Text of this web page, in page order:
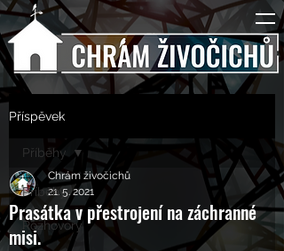
Příspěvek
Příběhy
Rozhovory
Příběhy
Prasátka v přestrojení na záchranné
misi.
Chrám živočichů
21. 5. 2021